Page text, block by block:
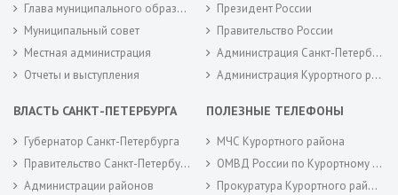
Глава муниципального образования
Муниципальный совет
Местная администрация
Отчеты и выступления
Президент России
Правительство России
Администрация Санкт-Петербурга
Администрация Курортного района Санкт-Петербурга
ВЛАСТЬ САНКТ-ПЕТЕРБУРГА
Губернатор Санкт-Петербурга
Правительство Санкт-Петербурга
Администрации районов
ПОЛЕЗНЫЕ ТЕЛЕФОНЫ
МЧС Курортного района
ОМВД России по Курортному району
Прокуратура Курортного района